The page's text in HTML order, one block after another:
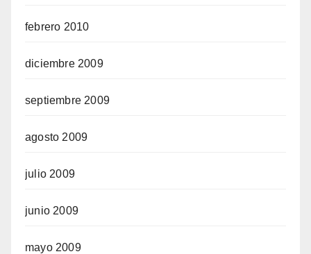
febrero 2010
diciembre 2009
septiembre 2009
agosto 2009
julio 2009
junio 2009
mayo 2009